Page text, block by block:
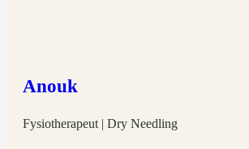
Anouk
Fysiotherapeut | Dry Needling